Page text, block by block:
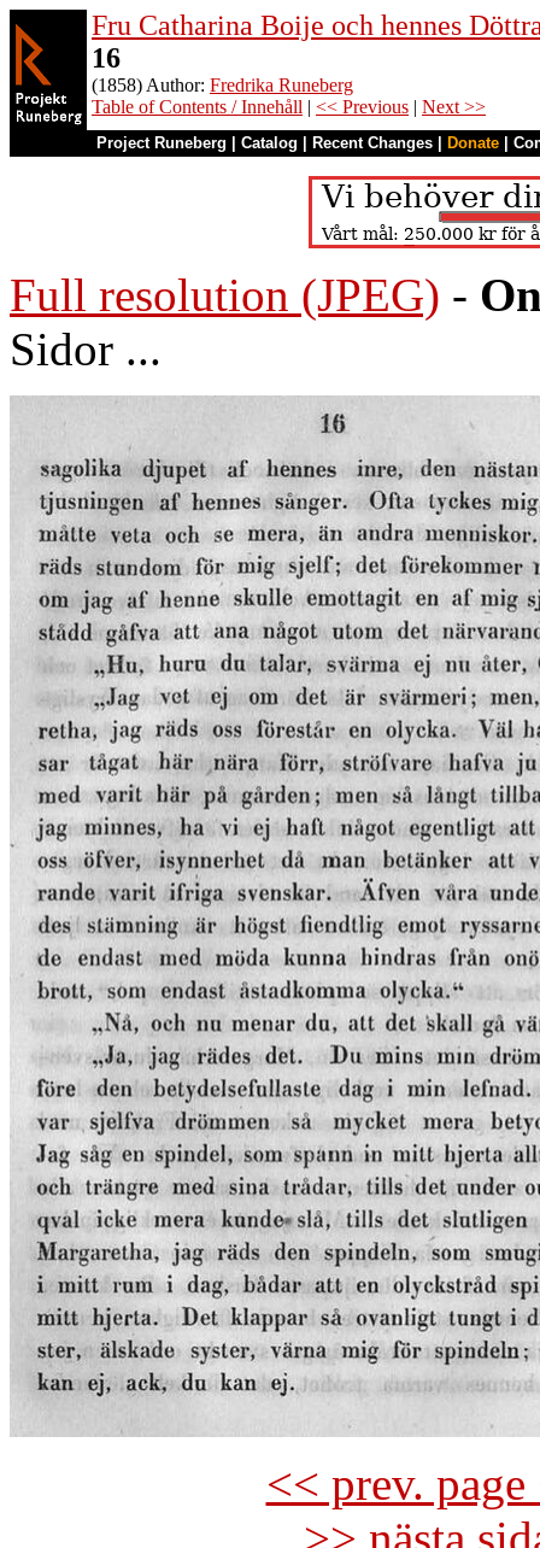
Fru Catharina Boije och hennes
16
(1858) Author: Fredrika Runeberg
Table of Contents / Innehåll | << Previous | Next >>
Project Runeberg Catalog Recent Changes Donate
Full resolution (JPEG) -
Sidor ...
<< prev.